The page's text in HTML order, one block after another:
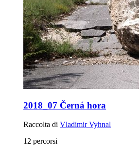
2018_07 Černá hora
Raccolta di Vladimir Vyhnal
12 percorsi